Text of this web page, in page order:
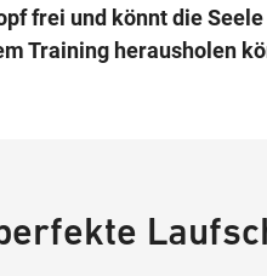
frei und könnt die
Training herausholen